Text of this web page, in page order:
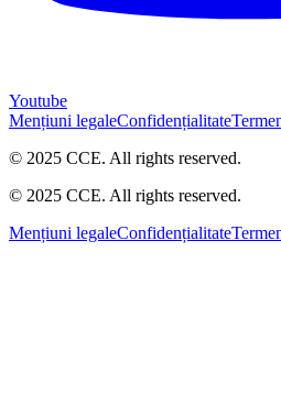
Youtube
Mențiuni legaleConfidențialitate
© 2025 CCE. All rights reserved.
© 2025 CCE. All rights reserved.
Mențiuni legaleConfidențialitate